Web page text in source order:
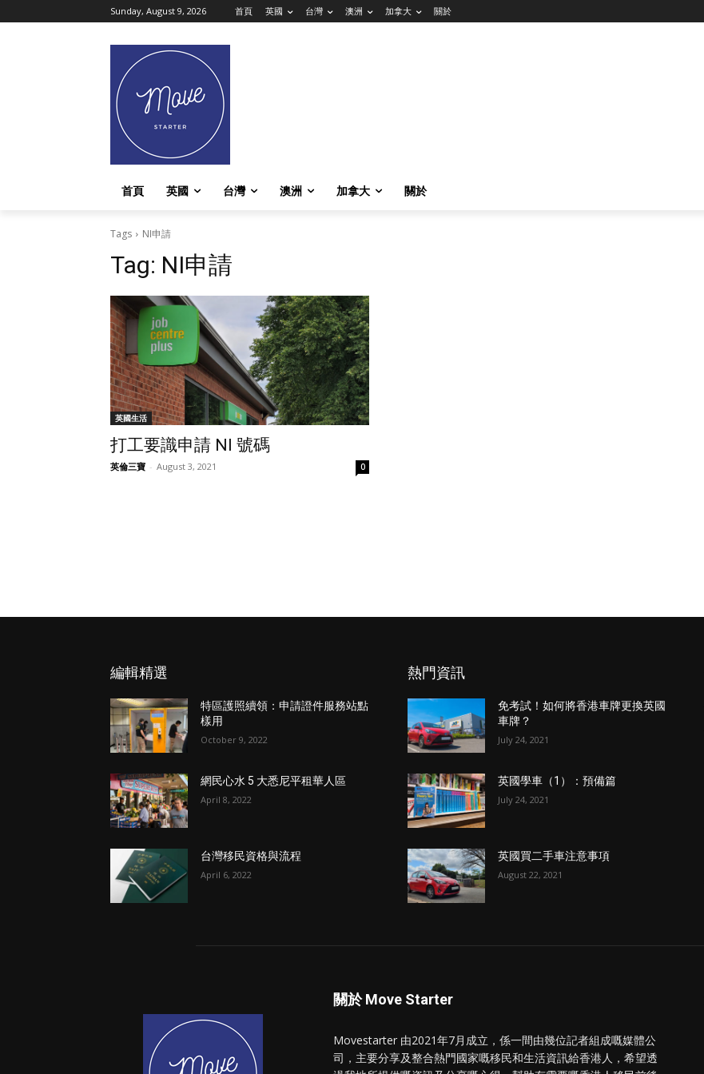
Sunday, August 9, 2026 首頁 英國 台灣 澳洲 加拿大 關於
首頁 英國 台灣 澳洲 加拿大 關於
Tags NI申請
Tag: NI申請
英國生活
打工要識申請 NI 號碼
英倫三寶 - August 3, 2021 0
編輯精選
特區護照續領：申請證件服務站點
樣用
October 9, 2022
網民心水 5 大悉尼平租華人區
April 8, 2022
台灣移民資格與流程
April 6, 2022
熱門資訊
免考試！如何將香港車牌更換英國
車牌？
July 24, 2021
英國學車（1）：預備篇
July 24, 2021
英國買二手車注意事項
August 22, 2021
關於 Move Starter
Movestarter 由2021年7月成立，係一間由幾位記者組成嘅媒體公
司，主要分享及整合熱門國家嘅移民和生活資訊給香港人，希望透